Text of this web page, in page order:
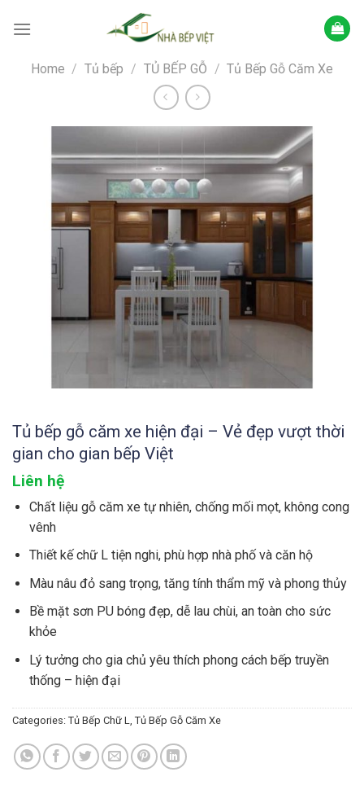
Home / Tủ bếp / TỦ BẾP GỖ / Tủ Bếp Gỗ Căm Xe
Tủ bếp gỗ căm xe hiện đại – Vẻ đẹp vượt thời
gian cho gian bếp Việt
Liên hệ
Chất liệu gỗ căm xe tự nhiên, chống mối mọt, không cong
vênh
Thiết kế chữ L tiện nghi, phù hợp nhà phố và căn hộ
Màu nâu đỏ sang trọng, tăng tính thẩm mỹ và phong thủy
Bề mặt sơn PU bóng đẹp, dễ lau chùi, an toàn cho sức
khỏe
Lý tưởng cho gia chủ yêu thích phong cách bếp truyền
thống – hiện đại
Categories: Tủ Bếp Chữ L Tủ Bếp Gỗ Căm Xe